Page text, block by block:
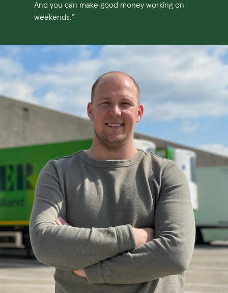
And you can make good money working on
weekends.”